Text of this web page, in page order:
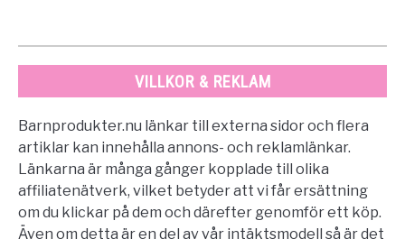
VILLKOR & REKLAM
Barnprodukter.nu länkar till externa sidor och flera
artiklar kan innehålla annons- och reklamlänkar.
Länkarna är många gånger kopplade till olika
affiliatenätverk, vilket betyder att vi får ersättning
om du klickar på dem och därefter genomför ett köp.
Även om detta är en del av vår intäktsmodell så är det